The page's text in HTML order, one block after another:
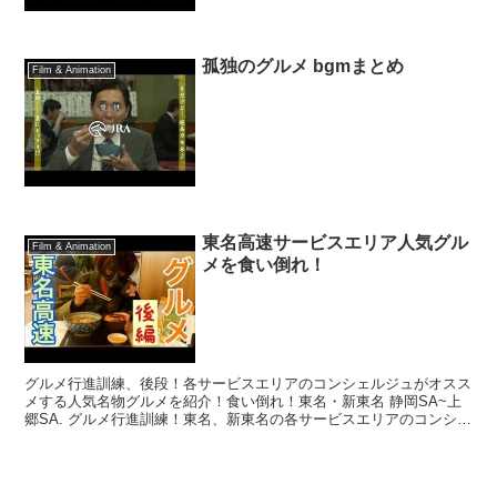
Film & Animation 孤独のグルメ bgmまとめ
Film & Animation
東名高速サービスエリア人気グル
メを食い倒れ！
グルメ行進訓練、後段！各サービスエリアのコンシェルジュがオスス
メする人気名物グルメを紹介！食い倒れ！東名・新東名 静岡SA~上
郷SA. グルメ行進訓練！東名、新東名の各サービスエリアのコンシェ